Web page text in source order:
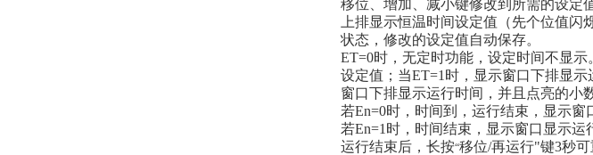
移位、增加、减小键修改到所需的设定
上排显示恒温时间设定值（先个位值
状态，修改的设定值自动保存。
ET=0时，无定时功能，设定时间不显示
设定值；当ET=1 时，显示窗口下排显
窗口下排显示运行时间，并且点亮的小
若En=0时，时间到，运行结束，显示窗
若En=1时，时间结束，显示窗口显示运
运行结束后，长按“移位/再运行"键3秒可